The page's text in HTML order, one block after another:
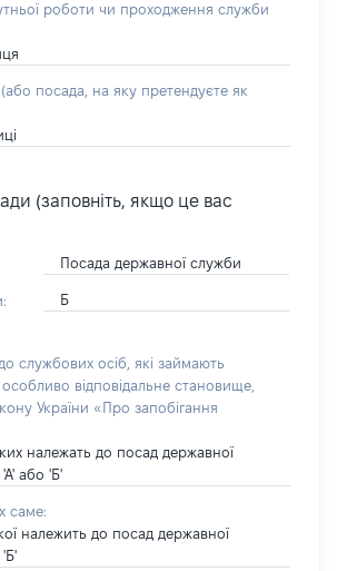
роботи чи проходження служби
(або посада, на яку претендуєте як
(заповніть, якщо це вас
Посада державної служби
Б
службових осіб, які займають
особливо відповідальне становище,
України «Про запобігання
належать до посад державної
'А' або 'Б'
саме:
належить до посад державної
'Б'